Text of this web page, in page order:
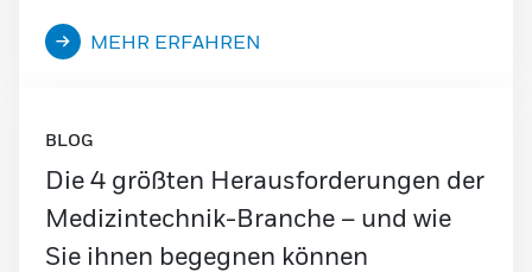
MEHR ERFAHREN
BLOG
Die 4 größten Herausforderungen der
Medizintechnik-Branche – und wie
Sie ihnen begegnen können